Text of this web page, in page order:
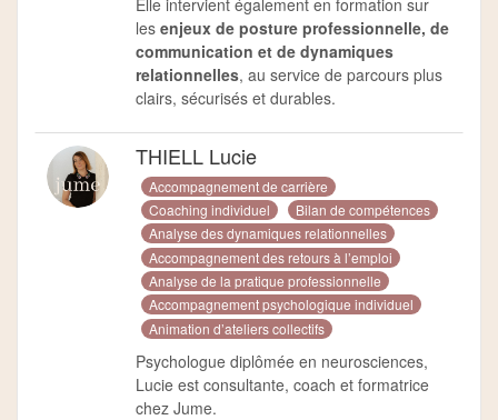
Elle intervient également en formation sur
les enjeux de posture professionnelle, de
communication et de dynamiques
relationnelles, au service de parcours plus
clairs, sécurisés et durables.
THIELL Lucie
Accompagnement de carrière
Coaching individuel
Bilan de compétences
Analyse des dynamiques relationnelles
Accompagnement des retours à l’emploi
Analyse de la pratique professionnelle
Accompagnement psychologique individuel
Animation d’ateliers collectifs
Psychologue diplômée en neurosciences,
Lucie est consultante, coach et formatrice
chez Jume.